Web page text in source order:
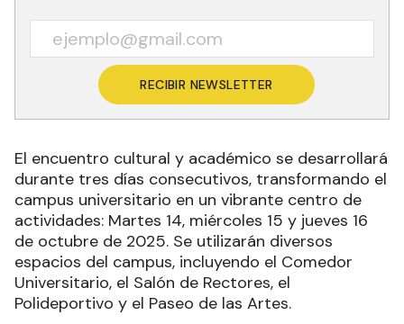
RECIBIR NEWSLETTER
El encuentro cultural y académico se desarrollará
durante tres días consecutivos, transformando el
campus universitario en un vibrante centro de
actividades: Martes 14, miércoles 15 y jueves 16
de octubre de 2025. Se utilizarán diversos
espacios del campus, incluyendo el Comedor
Universitario, el Salón de Rectores, el
Polideportivo y el Paseo de las Artes.